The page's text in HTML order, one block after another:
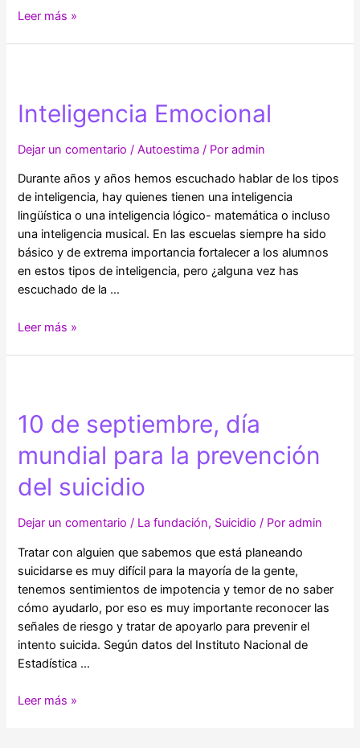
Mitos
Psiquiátricos
Leer más »
Inteligencia Emocional
Dejar un comentario /Autoestima / Poradmin
Durante años y años hemos escuchado hablar de los tipos
de inteligencia, hay quienes tienen una inteligencia
lingüística o una inteligencia lógico- matemática o incluso
una inteligencia musical. En las escuelas siempre ha sido
básico y de extrema importancia fortalecer a los alumnos
en estos tipos de inteligencia, pero ¿alguna vez has
escuchado de la …
Inteligencia
Leer más »
10 de septiembre, día
mundial para la prevención
del suicidio
Dejar un comentario / La fundación, Suicidio / Poradmin
Tratar con alguien que sabemos que está planeando
suicidarse es muy difícil para la mayoría de la gente,
tenemos sentimientos de impotencia y temor de no saber
cómo ayudarlo, por eso es muy importante reconocer las
señales de riesgo y tratar de apoyarlo para prevenir el
intento suicida. Según datos del Instituto Nacional de
Estadística …
10
Leer más »